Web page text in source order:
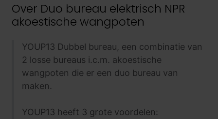
Over Duo bureau elektrisch NPR
akoestische wangpoten
YOUP13 Dubbel bureau, een combinatie van
2 losse bureaus i.c.m. akoestische
wangpoten die er een duo bureau van
maken.
YOUP13 heeft 3 grote voordelen: